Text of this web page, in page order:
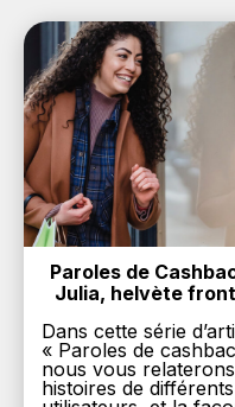
Paroles de
Julia, helvète
Dans cette série
« Paroles de
nous vous
histoires de différents